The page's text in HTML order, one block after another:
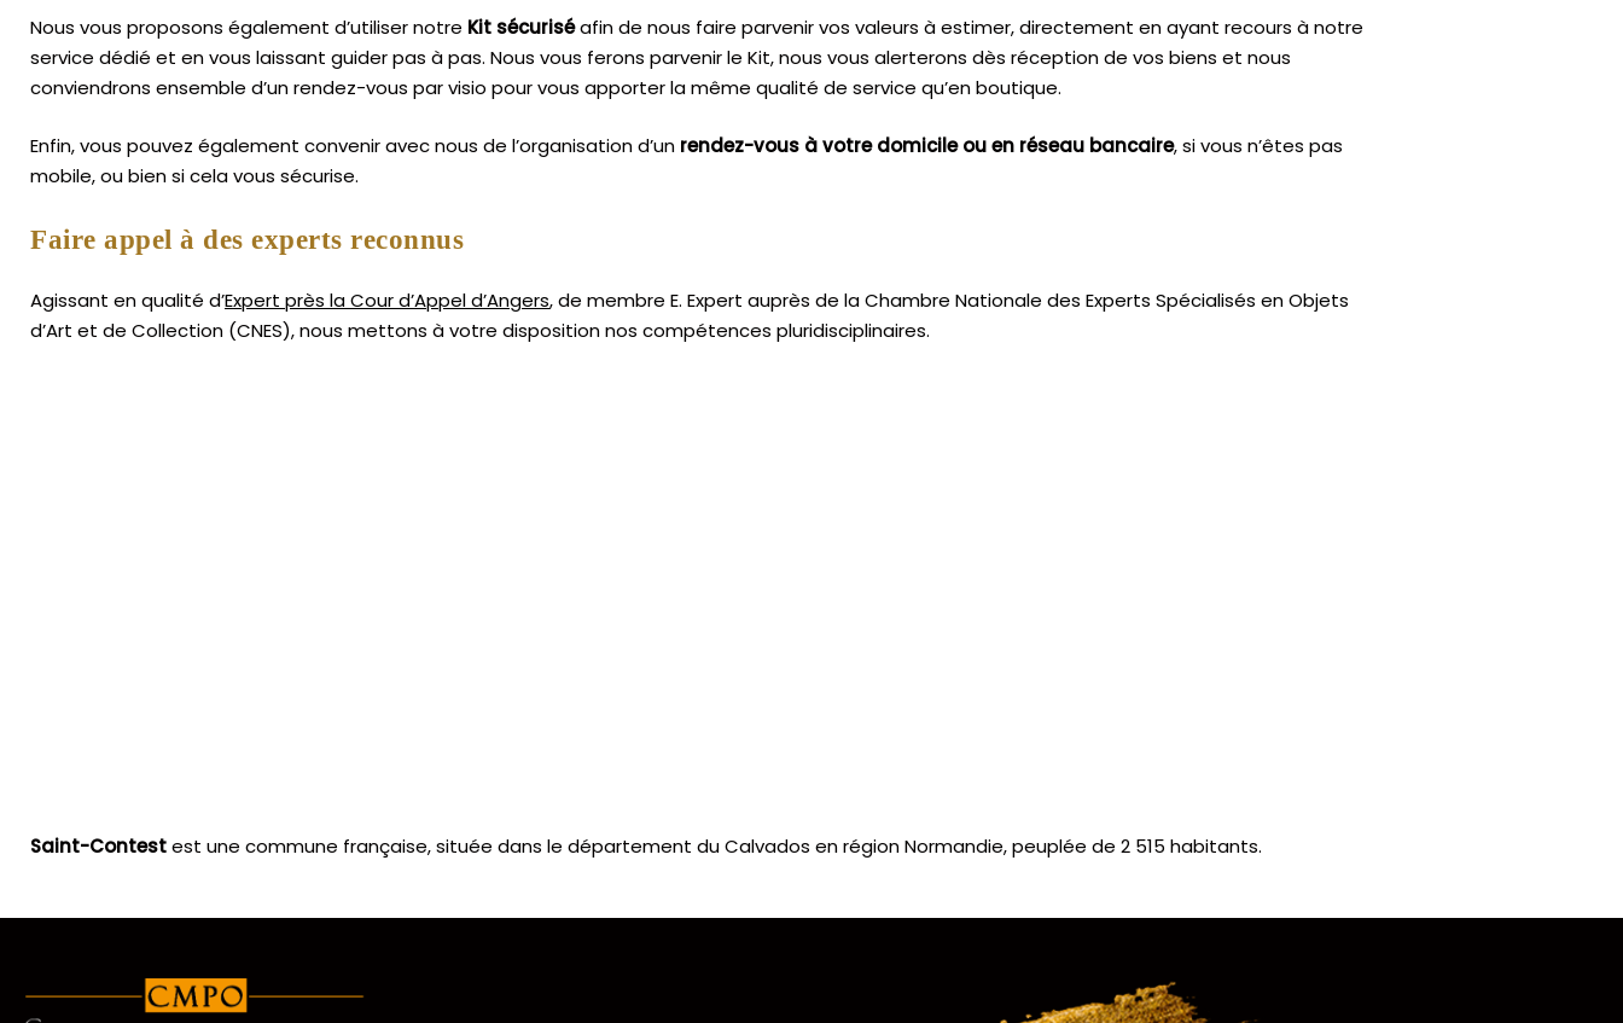
Nous vous proposons également d’utiliser notre Kit sécuriséafin de nous faire parvenir vos valeurs à estimer, directement en ayant recours à notre
service dédié et en vous laissant guider pas à pas. Nous vous ferons parvenir le Kit, nous vous alerterons dès réception de vos biens et nous
conviendrons ensemble d’un rendez-vous par visio pour vous apporter la même qualité de service qu’en boutique.
Enfin, vous pouvez également convenir avec nous de l’organisation d’un rendez-vous à votre domicile ou en réseau bancaire, si vous n’êtes pas
mobile, ou bien si cela vous sécurise.
Faire appel à des experts reconnus
Agissant en qualité d’Expert près la Cour d’Appel d’Angers, de membre E. Expert auprès de laChambre Nationale des Experts Spécialisés en Objets
d’Art et de Collection (CNES),nous mettons à votre disposition nos compétences pluridisciplinaires.
Saint-Contestest une commune française, située dans le département du Calvados en région Normandie, peuplée de 2 515 habitants.